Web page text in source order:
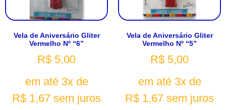
Vela de Aniversário Gliter
Vermelho Nº “6”
R$ 5,00
em até 3x de
R$ 1,67 sem juros
Vela de Aniversário Gliter
Vermelho Nº “5”
R$ 5,00
em até 3x de
R$ 1,67 sem juros